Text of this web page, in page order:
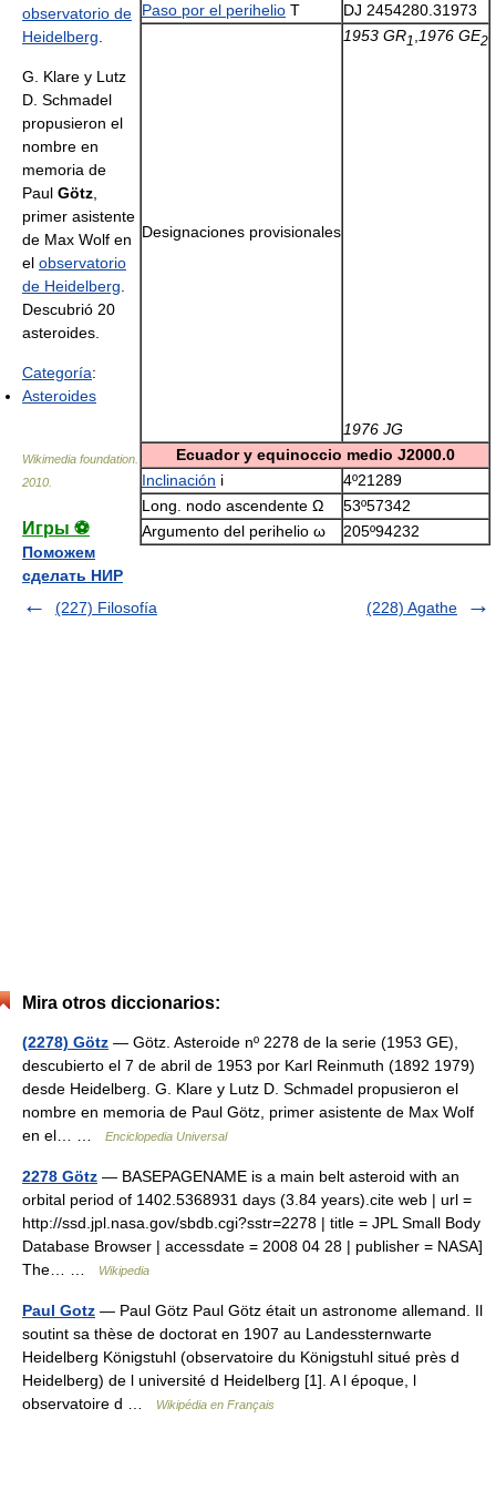
Paso por el perihelio T DJ 2454280.31973
Designaciones provisionales
1953 GR1 1976 GE2
1976 JG
Ecuador y equinoccio medio J2000.0
Inclinación i
4º21289
Long. nodo ascendente Ω
53º57342
Argumento del perihelio ω
205º94232
observatorio de
Heidelberg
G. Klare y Lutz
D. Schmadel
propusieron el
nombre en
memoria de
Paul Götz
primer asistente
de Max Wolf en
el observatorio
de Heidelberg
Descubrió 20
asteroides.
Categoría:
Asteroides
Wikimedia foundation
2010
Игры ⚽
Поможем
сделать НИР
(227) Filosofía
(228) Agathe
Mira otros diccionarios:
(2278) Götz — Götz. Asteroide nº 2278 de la serie (1953 GE),
descubierto el 7 de abril de 1953 por Karl Reinmuth (1892 1979)
desde Heidelberg. G. Klare y Lutz D. Schmadel propusieron el
nombre en memoria de Paul Götz, primer asistente de Max Wolf
en el… …
Enciclopedia Universal
2278 Götz — BASEPAGENAME is a main belt asteroid with an
orbital period of 1402.5368931 days (3.84 years).cite web | url =
http://ssd.jpl.nasa.gov/sbdb.cgi?sstr=2278 | title = JPL Small Body
Database Browser | accessdate = 2008 04 28 | publisher = NASA]
The… …
Wikipedia
Paul Gotz — Paul Götz Paul Götz était un astronome allemand. Il
soutint sa thèse de doctorat en 1907 au Landessternwarte
Heidelberg Königstuhl (observatoire du Königstuhl situé près d
Heidelberg) de l université d Heidelberg [1]. A l époque, l
observatoire d …
Wikipédia en Français